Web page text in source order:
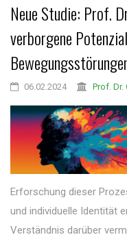
Neue Studie: Prof.
verborgene
06.02.2024 Prof. Dr.
Erforschung dieser
und individuelle Identität
Verständnis darüber